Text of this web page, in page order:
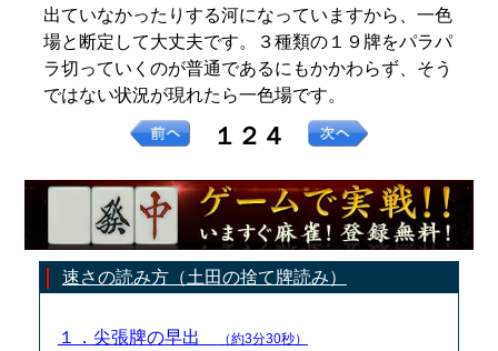
出ていなかったりする河になっていますから、一色
場と断定して大丈夫です。３種類の１９牌をパラパ
ラ切っていくのが普通であるにもかかわらず、そう
ではない状況が現れたら一色場です。
１２４
速さの読み方（土田の捨て牌読み）
１．尖張牌の早出 （約3分30秒）